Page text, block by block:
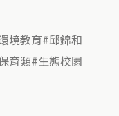
境教育 邱錦和
育類 生態校園